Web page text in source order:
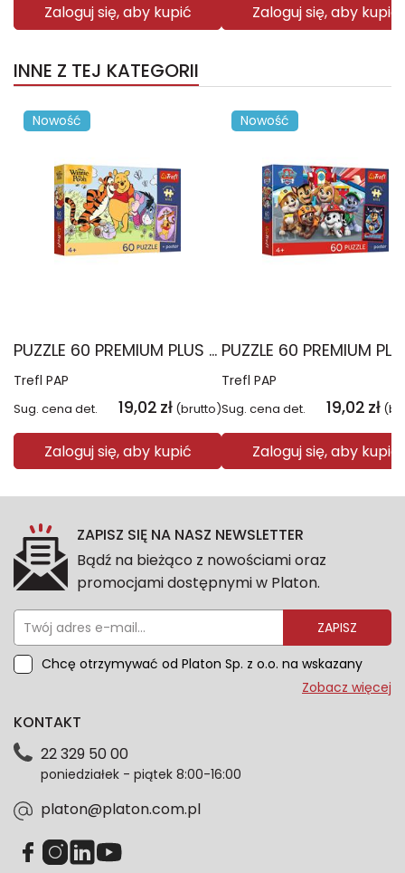
Zaloguj się, aby kupić Zaloguj się, aby kupić
INNE Z TEJ KATEGORII
Nowość
PUZZLE 60 PREMIUM PLUS KIDS Uśmiech i miód Kubuś Puchatek 17437
Trefl PAP
Sug. cena det. 19,02 zł (brutto)
Zaloguj się, aby kupić
Nowość
Trefl PAP
Sug. cena det. 19,02 zł
Zaloguj się, aby kupić
ZAPISZ SIĘ NA NASZ NEWSLETTER
Bądź na bieżąco z nowościami oraz
promocjami dostępnymi w Platon.
ZAPISZ
Chcę otrzymywać od Platon Sp. z o.o. na wskazany
przeze mnie adres e-mail informacje marketingowe
dotyczące danych osobowych znajdziesz w naszej
każdym czasie. Wycofanie zgody nie wpłynie na
zgodność z prawem przetwarzania dokonanego przed
Zobacz więcej
KONTAKT
22 329 50 00
poniedziałek - piątek 8:00-16:00
platon@platon.com.pl